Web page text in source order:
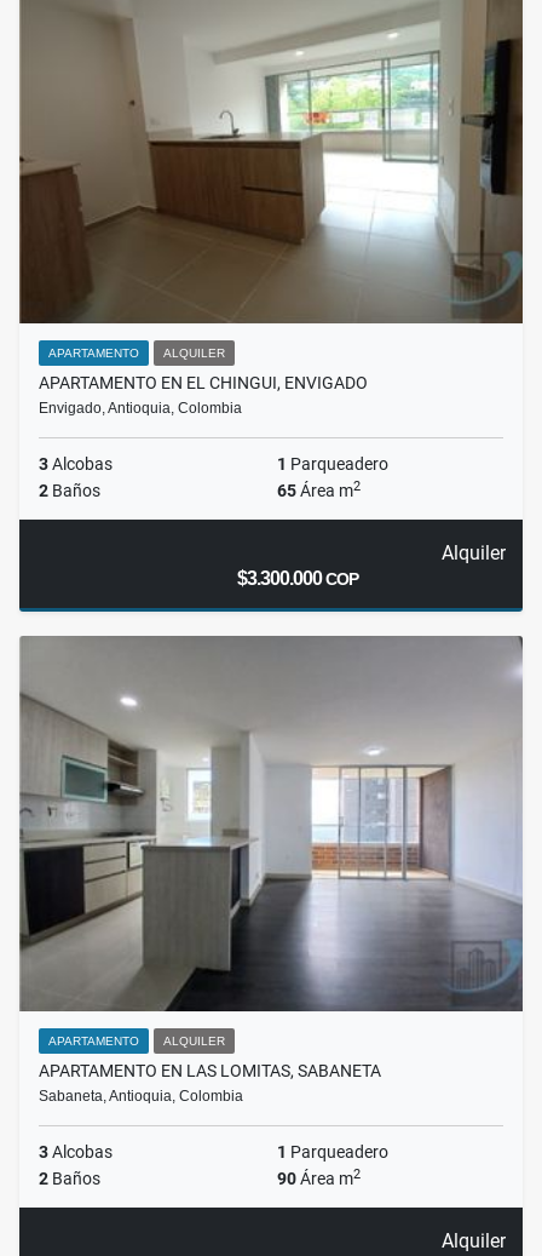
APARTAMENTO ALQUILER
APARTAMENTO EN EL CHINGUI, ENVIGADO
Envigado, Antioquia, Colombia
3Alcobas 1 Parqueadero
2 Baños 65Área m2
Alquiler
$3.300.000COP
APARTAMENTO ALQUILER
APARTAMENTO EN LAS LOMITAS, SABANETA
Sabaneta, Antioquia, Colombia
3Alcobas 1 Parqueadero
2 Baños 90Área m2
Alquiler